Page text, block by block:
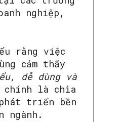
nghiệp,
rằng việc
cảm thấy
dễ dùng và
là chìa
triển bền
ngành.